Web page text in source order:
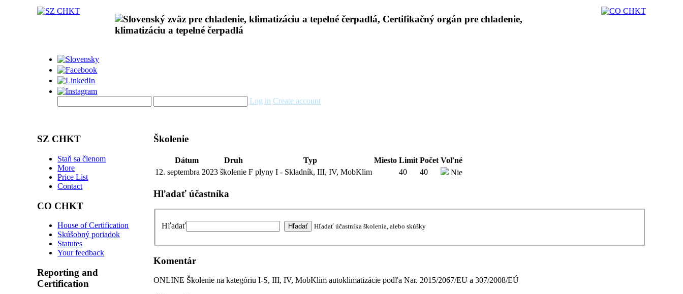
Log in Create account
SZ CHKT
Staň sa členom
More
Price List
Contact
CO CHKT
House of Certification
Skúšobný poriadok
Statutes
Your feedback
Reporting and
Certification
Školenie
Dátum Druh Typ Miesto Limit Počet Voľné
12. septembra 2023 školenie F plyny I - Skladník, III, IV, MobKlim 40 40 Nie
Hľadať účastníka
Hľadať Hľadať účastníka školenia, alebo skúšky
Komentár
ONLINE Školenie na kategóriu I-S, III, IV, MobKlim autoklimatizácie podľa Nar. 2015/2067/EU a 307/2008/EÚ